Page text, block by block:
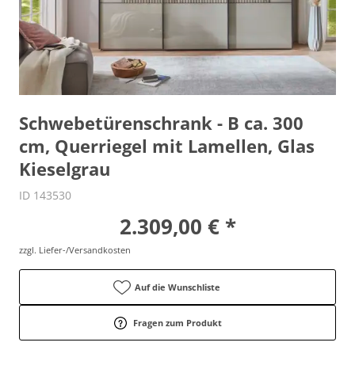
Schwebetürenschrank - B ca. 300
cm, Querriegel mit Lamellen, Glas
Kieselgrau
ID 143530
2.309,00 € *
zzgl. Liefer-/Versandkosten
Auf die Wunschliste
Fragen zum Produkt